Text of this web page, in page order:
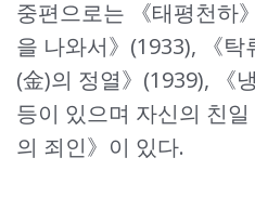
중편으로는 《태평천하
을 나와서》(1933), 《탁
(金)의 정열》(1939), 《
등이 있으며 자신의 친
의 죄인》이 있다.